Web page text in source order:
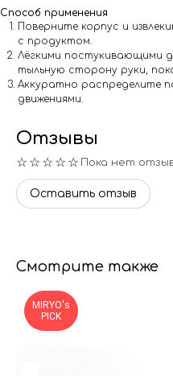
Способ применения
Поверните корпус и
с продуктом.
Лёгкими постукивающими
тыльную сторону руки,
Аккуратно распределите
движениями.
Отзывы
☆☆☆☆☆ Пока нет
Оставить отзыв
Смотрите также
MIRYO's
PICK